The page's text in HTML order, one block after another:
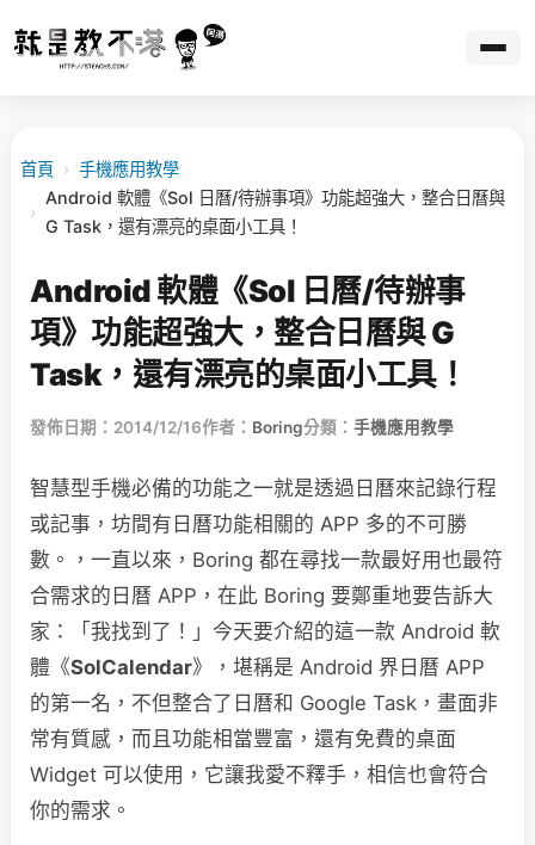
首頁 › 手機應用教學
›
Android 軟體《Sol 日曆/待辦事項》功能超強大，整合日曆與
G Task，還有漂亮的桌面小工具！
Android 軟體《Sol 日曆/待辦事
項》功能超強大，整合日曆與 G
Task，還有漂亮的桌面小工具！
發佈日期：2014/12/16作者： Boring分類： 手機應用教學
智慧型手機必備的功能之一就是透過日曆來記錄行程
或記事，坊間有日曆功能相關的 APP 多的不可勝
數。，一直以來，Boring 都在尋找一款最好用也最符
合需求的日曆 APP，在此 Boring 要鄭重地要告訴大
家：「我找到了！」今天要介紹的這一款 Android 軟
體《SolCalendar》，堪稱是 Android 界日曆 APP
的第一名，不但整合了日曆和 Google Task，畫面非
常有質感，而且功能相當豐富，還有免費的桌面
Widget 可以使用，它讓我愛不釋手，相信也會符合
你的需求。